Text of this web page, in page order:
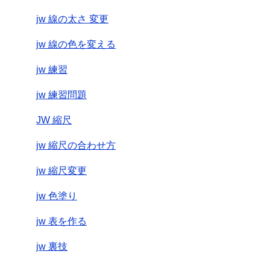
jw 線の太さ 変更
jw 線の色を変える
jw 練習
jw 練習問題
JW 縮尺
jw 縮尺の合わせ方
jw 縮尺変更
jw 色塗り
jw 表を作る
jw 裏技